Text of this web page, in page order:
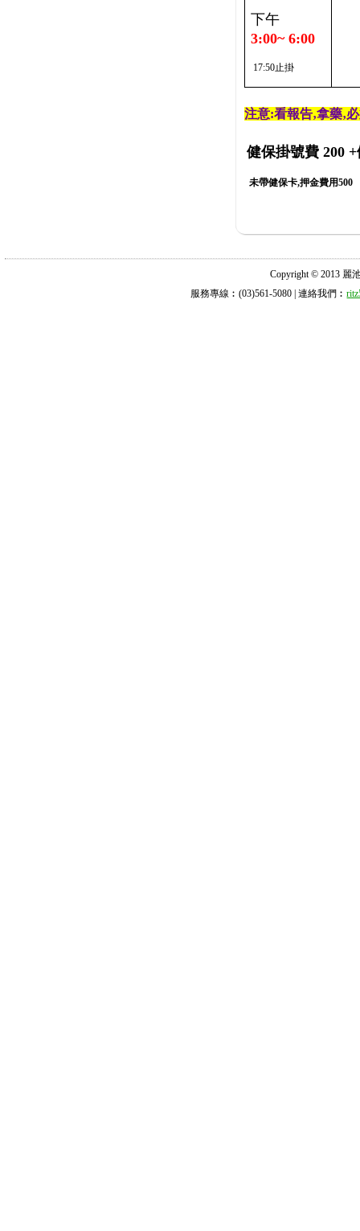
下午
3:00~ 6:00
17:50止掛
注意:看報告‚拿藥‚
健保掛號費 200 +
未帶健保卡,押金費用500
Copyright © 2013 麗
服務專線︰(03)561-5080 | 連絡我們︰